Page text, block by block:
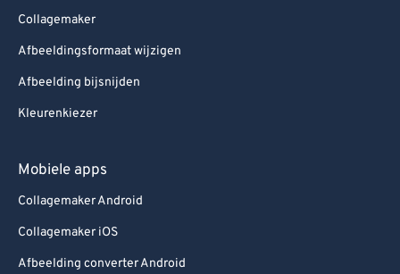
Collagemaker
Afbeeldingsformaat wijzigen
Afbeelding bijsnijden
Kleurenkiezer
Mobiele apps
Collagemaker Android
Collagemaker iOS
Afbeelding converter Android